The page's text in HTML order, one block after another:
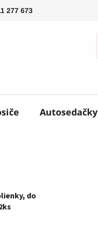
277 673
Autosedačky
do